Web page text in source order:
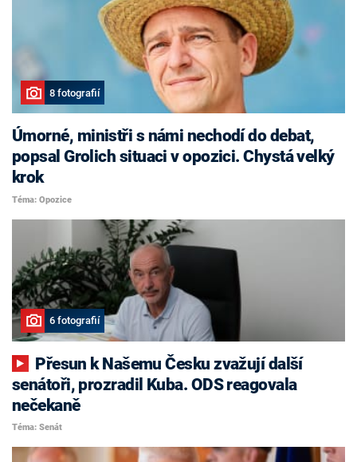
8 fotografií
Úmorné, ministři s námi nechodí do debat,
popsal Grolich situaci v opozici. Chystá velký
krok
Téma: Opozice
6 fotografií
senátoři, prozradil Kuba. ODS reagovala
nečekaně
Téma: Senát